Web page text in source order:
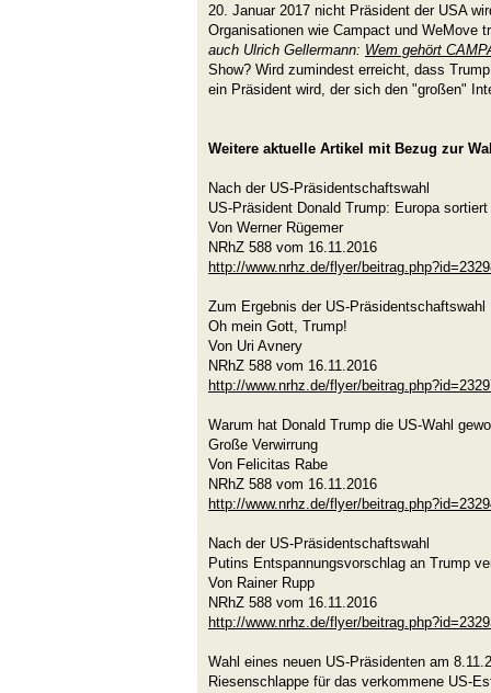
20. Januar 2017 nicht Präsident der USA
Organisationen wie Campact und WeMove
auch Ulrich Gellermann: Wem gehört
Show? Wird zumindest erreicht, dass
ein Präsident wird, der sich den "großen"
Weitere aktuelle Artikel mit Bezug zur
Nach der US-Präsidentschaftswahl
US-Präsident Donald Trump: Europa
Von Werner Rügemer
NRhZ 588 vom 16.11.2016
http://www.nrhz.de/flyer/
Zum Ergebnis der US-Präsidentschaftswahl
Oh mein Gott, Trump!
Von Uri Avnery
NRhZ 588 vom 16.11.2016
http://www.nrhz.de/flyer/
Warum hat Donald Trump die US-Wahl
Große Verwirrung
Von Felicitas Rabe
NRhZ 588 vom 16.11.2016
http://www.nrhz.de/flyer/
Nach der US-Präsidentschaftswahl
Putins Entspannungsvorschlag an Trump
Von Rainer Rupp
NRhZ 588 vom 16.11.2016
http://www.nrhz.de/flyer/
Wahl eines neuen US-Präsidenten am
Riesenschlappe für das verkommene US-